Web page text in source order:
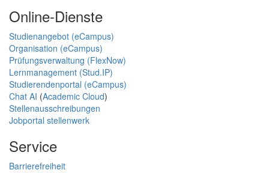
Online-Dienste
Studienangebot (eCampus)
Organisation (eCampus)
Prüfungsverwaltung (FlexNow)
Lernmanagement (Stud.IP)
Studierendenportal (eCampus)
Chat AI (Academic Cloud)
Stellenausschreibungen
Jobportal stellenwerk
Service
Barrierefreiheit